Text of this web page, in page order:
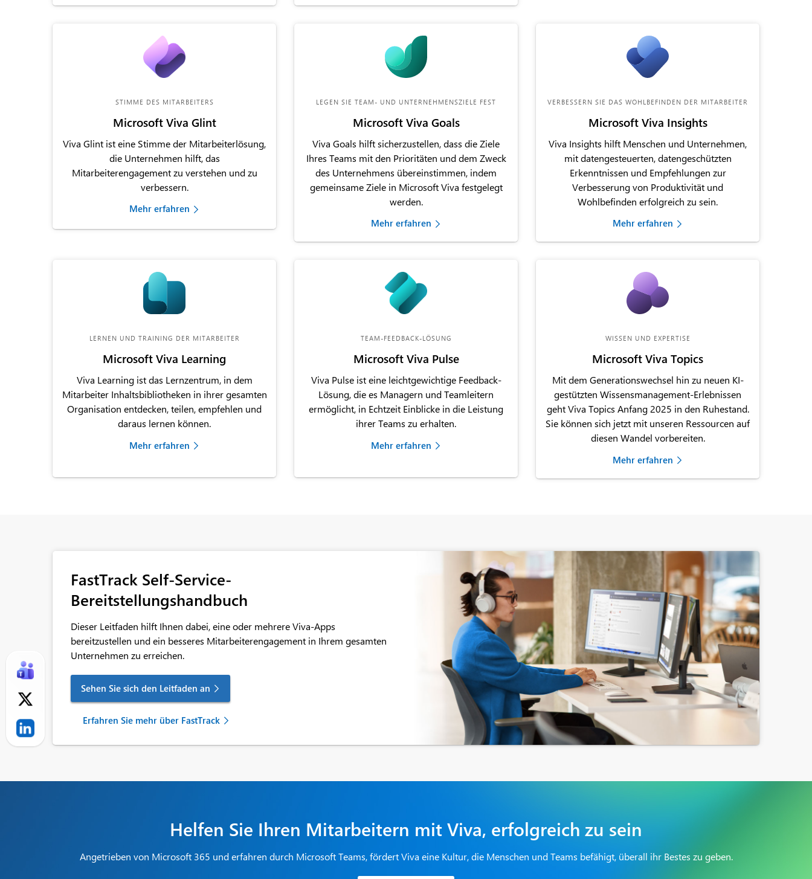
STIMME DES MITARBEITERS
Microsoft Viva Glint
Viva Glint ist eine Stimme der Mitarbeiterlösung,
die Unternehmen hilft, das
Mitarbeiterengagement zu verstehen und zu
verbessern.
Mehr erfahren
LEGEN SIE TEAM- UND UNTERNEHMENSZIELE FEST
Microsoft Viva Goals
Viva Goals hilft sicherzustellen, dass die Ziele
Ihres Teams mit den Prioritäten und dem Zweck
des Unternehmens übereinstimmen, indem
gemeinsame Ziele in Microsoft Viva festgelegt
werden.
Mehr erfahren
VERBESSERN SIE DAS WOHLBEFINDEN DER MITARBEITER
Microsoft Viva Insights
Viva Insights hilft Menschen und Unternehmen,
mit datengesteuerten, datengeschützten
Erkenntnissen und Empfehlungen zur
Verbesserung von Produktivität und
Wohlbefinden erfolgreich zu sein.
Mehr erfahren
LERNEN UND TRAINING DER MITARBEITER
Microsoft Viva Learning
Viva Learning ist das Lernzentrum, in dem
Mitarbeiter Inhaltsbibliotheken in ihrer gesamten
Organisation entdecken, teilen, empfehlen und
daraus lernen können.
Mehr erfahren
TEAM-FEEDBACK-LÖSUNG
Microsoft Viva Pulse
Viva Pulse ist eine leichtgewichtige Feedback-
Lösung, die es Managern und Teamleitern
ermöglicht, in Echtzeit Einblicke in die Leistung
ihrer Teams zu erhalten.
Mehr erfahren
WISSEN UND EXPERTISE
Microsoft Viva Topics
Mit dem Generationswechsel hin zu neuen KI-
gestützten Wissensmanagement-Erlebnissen
geht Viva Topics Anfang 2025 in den Ruhestand.
Sie können sich jetzt mit unseren Ressourcen auf
diesen Wandel vorbereiten.
Mehr erfahren
FastTrack Self-Service-
Bereitstellungshandbuch
Dieser Leitfaden hilft Ihnen dabei, eine oder mehrere Viva-Apps
bereitzustellen und ein besseres Mitarbeiterengagement in Ihrem gesamten
Unternehmen zu erreichen.
Sehen Sie sich den Leitfaden an
Erfahren Sie mehr über FastTrack
Helfen Sie Ihren Mitarbeitern mit Viva, erfolgreich zu sein
Angetrieben von Microsoft 365 und erfahren durch Microsoft Teams, fördert Viva eine Kultur, die Menschen und Teams befähigt, überall ihr Bestes zu geben.